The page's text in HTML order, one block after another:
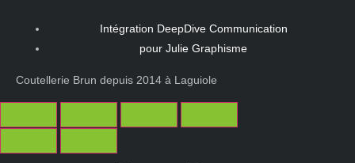
Intégration DeepDive Communication
pour Julie Graphisme
Coutellerie Brun depuis 2014 à Laguiole